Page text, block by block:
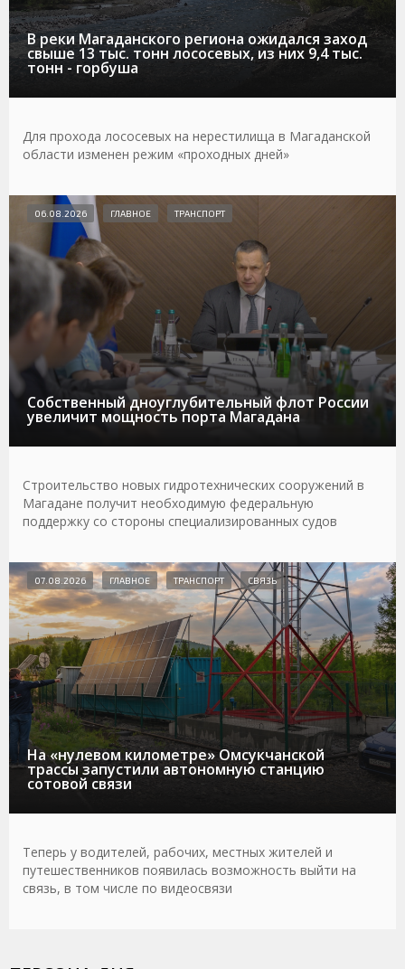
В реки Магаданского региона ожидался заход
свыше 13 тыс. тонн лососевых, из них 9,4 тыс.
тонн - горбуша
Для прохода лососевых на нерестилища в Магаданской
области изменен режим «проходных дней»
Собственный дноуглубительный флот России
увеличит мощность порта Магадана
06.08.2026 ГЛАВНОЕ ТРАНСПОРТ
Строительство новых гидротехнических сооружений в
Магадане получит необходимую федеральную
поддержку со стороны специализированных судов
На «нулевом километре» Омсукчанской
трассы запустили автономную станцию
сотовой связи
07.08.2026 ГЛАВНОЕ ТРАНСПОРТ СВЯЗЬ
Теперь у водителей, рабочих, местных жителей и
путешественников появилась возможность выйти на
связь, в том числе по видеосвязи